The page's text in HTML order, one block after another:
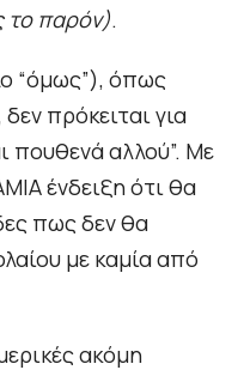
το παρόν).
“όμως”), όπως
πρόκειται για
πουθενά αλλού”. Με
ένδειξη ότι θα
πως δεν θα
με καμία από
ακόμη